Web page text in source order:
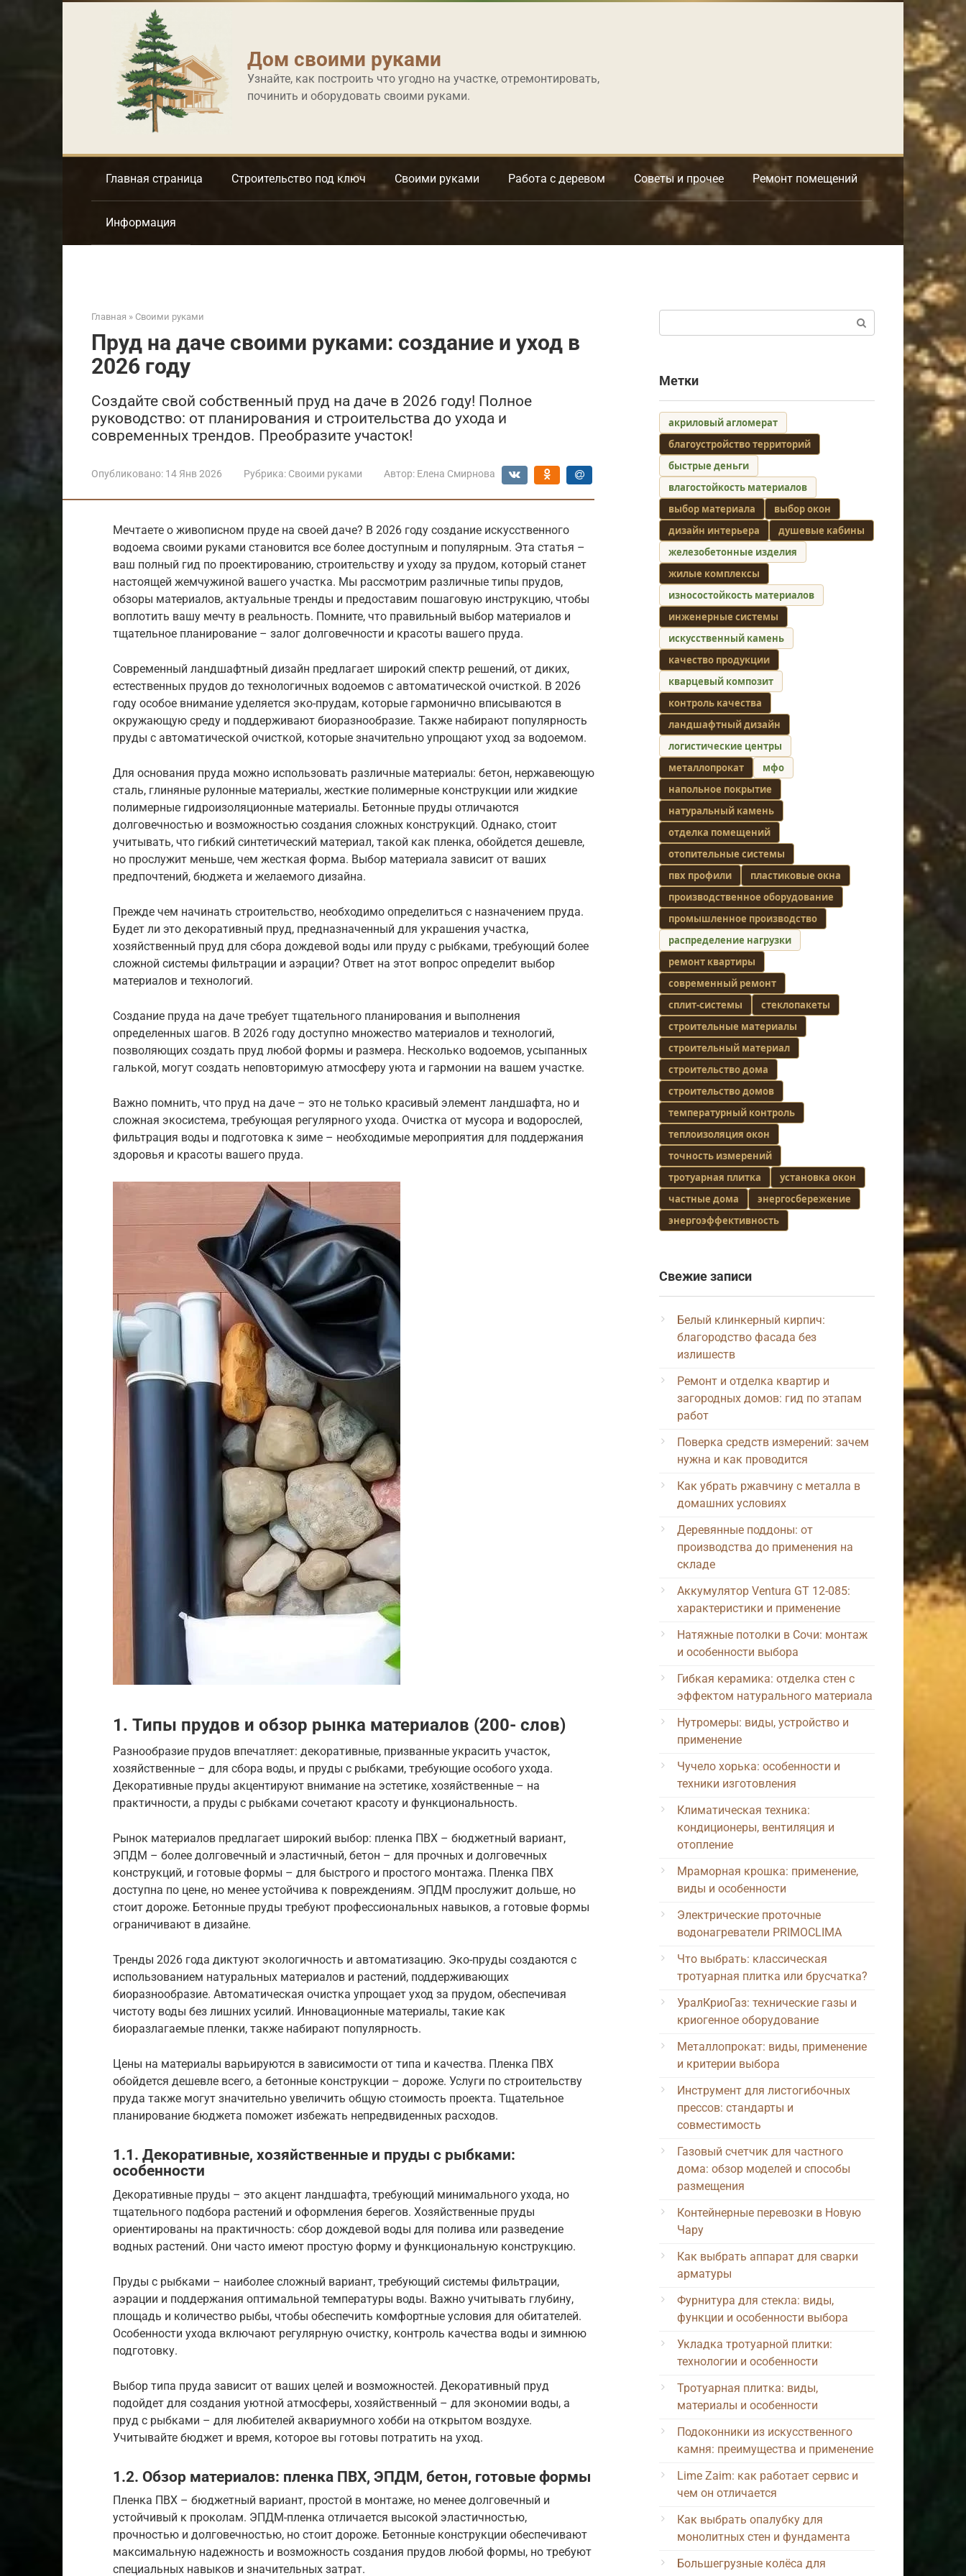
Дом своими руками
Узнайте, как построить что угодно на участке, отремонтировать,
починить и оборудовать своими руками.
Главная страница Строительство под ключ Своими руками Работа с деревом Советы и прочее Ремонт помещений
Информация
Главная » Своими руками
Пруд на даче своими руками: создание и уход в
2026 году
Создайте свой собственный пруд на даче в 2026 году! Полное
руководство: от планирования и строительства до ухода и
современных трендов. Преобразите участок!
Опубликовано: 14 Янв 2026 Рубрика: Своими руками Автор: Елена Смирнова
Мечтаете о живописном пруде на своей даче? В 2026 году создание искусственного
водоема своими руками становится все более доступным и популярным. Эта статья –
ваш полный гид по проектированию, строительству и уходу за прудом, который станет
настоящей жемчужиной вашего участка. Мы рассмотрим различные типы прудов,
обзоры материалов, актуальные тренды и предоставим пошаговую инструкцию, чтобы
воплотить вашу мечту в реальность. Помните, что правильный выбор материалов и
тщательное планирование – залог долговечности и красоты вашего пруда.
Современный ландшафтный дизайн предлагает широкий спектр решений, от диких,
естественных прудов до технологичных водоемов с автоматической очисткой. В 2026
году особое внимание уделяется эко-прудам, которые гармонично вписываются в
окружающую среду и поддерживают биоразнообразие. Также набирают популярность
пруды с автоматической очисткой, которые значительно упрощают уход за водоемом.
Для основания пруда можно использовать различные материалы: бетон, нержавеющую
сталь, глиняные рулонные материалы, жесткие полимерные конструкции или жидкие
полимерные гидроизоляционные материалы. Бетонные пруды отличаются
долговечностью и возможностью создания сложных конструкций. Однако, стоит
учитывать, что гибкий синтетический материал, такой как пленка, обойдется дешевле,
но прослужит меньше, чем жесткая форма. Выбор материала зависит от ваших
предпочтений, бюджета и желаемого дизайна.
Прежде чем начинать строительство, необходимо определиться с назначением пруда.
Будет ли это декоративный пруд, предназначенный для украшения участка,
хозяйственный пруд для сбора дождевой воды или пруду с рыбками, требующий более
сложной системы фильтрации и аэрации? Ответ на этот вопрос определит выбор
материалов и технологий.
Создание пруда на даче требует тщательного планирования и выполнения
определенных шагов. В 2026 году доступно множество материалов и технологий,
позволяющих создать пруд любой формы и размера. Несколько водоемов, усыпанных
галькой, могут создать неповторимую атмосферу уюта и гармонии на вашем участке.
Важно помнить, что пруд на даче – это не только красивый элемент ландшафта, но и
сложная экосистема, требующая регулярного ухода. Очистка от мусора и водорослей,
фильтрация воды и подготовка к зиме – необходимые мероприятия для поддержания
здоровья и красоты вашего пруда.
1. Типы прудов и обзор рынка материалов (200- слов)
Разнообразие прудов впечатляет: декоративные, призванные украсить участок,
хозяйственные – для сбора воды, и пруды с рыбками, требующие особого ухода.
Декоративные пруды акцентируют внимание на эстетике, хозяйственные – на
практичности, а пруды с рыбками сочетают красоту и функциональность.
Рынок материалов предлагает широкий выбор: пленка ПВХ – бюджетный вариант,
ЭПДМ – более долговечный и эластичный, бетон – для прочных и долговечных
конструкций, и готовые формы – для быстрого и простого монтажа. Пленка ПВХ
доступна по цене, но менее устойчива к повреждениям. ЭПДМ прослужит дольше, но
стоит дороже. Бетонные пруды требуют профессиональных навыков, а готовые формы
ограничивают в дизайне.
Тренды 2026 года диктуют экологичность и автоматизацию. Эко-пруды создаются с
использованием натуральных материалов и растений, поддерживающих
биоразнообразие. Автоматическая очистка упрощает уход за прудом, обеспечивая
чистоту воды без лишних усилий. Инновационные материалы, такие как
биоразлагаемые пленки, также набирают популярность.
Цены на материалы варьируются в зависимости от типа и качества. Пленка ПВХ
обойдется дешевле всего, а бетонные конструкции – дороже. Услуги по строительству
пруда также могут значительно увеличить общую стоимость проекта. Тщательное
планирование бюджета поможет избежать непредвиденных расходов.
1.1. Декоративные, хозяйственные и пруды с рыбками:
особенности
Декоративные пруды – это акцент ландшафта, требующий минимального ухода, но
тщательного подбора растений и оформления берегов. Хозяйственные пруды
ориентированы на практичность: сбор дождевой воды для полива или разведение
водных растений. Они часто имеют простую форму и функциональную конструкцию.
Пруды с рыбками – наиболее сложный вариант, требующий системы фильтрации,
аэрации и поддержания оптимальной температуры воды. Важно учитывать глубину,
площадь и количество рыбы, чтобы обеспечить комфортные условия для обитателей.
Особенности ухода включают регулярную очистку, контроль качества воды и зимнюю
подготовку.
Выбор типа пруда зависит от ваших целей и возможностей. Декоративный пруд
подойдет для создания уютной атмосферы, хозяйственный – для экономии воды, а
пруд с рыбками – для любителей аквариумного хобби на открытом воздухе.
Учитывайте бюджет и время, которое вы готовы потратить на уход.
1.2. Обзор материалов: пленка ПВХ, ЭПДМ, бетон, готовые формы
Пленка ПВХ – бюджетный вариант, простой в монтаже, но менее долговечный и
устойчивый к проколам. ЭПДМ-пленка отличается высокой эластичностью,
прочностью и долговечностью, но стоит дороже. Бетонные конструкции обеспечивают
максимальную надежность и возможность создания прудов любой формы, но требуют
специальных навыков и значительных затрат.
Метки
акриловый агломерат
благоустройство территорий
быстрые деньги
влагостойкость материалов
выбор материала
выбор окон
дизайн интерьера
душевые кабины
железобетонные изделия
жилые комплексы
износостойкость материалов
инженерные системы
искусственный камень
качество продукции
кварцевый композит
контроль качества
ландшафтный дизайн
логистические центры
металлопрокат
мфо
напольное покрытие
натуральный камень
отделка помещений
отопительные системы
пвх профили
пластиковые окна
производственное оборудование
промышленное производство
распределение нагрузки
ремонт квартиры
современный ремонт
сплит-системы
стеклопакеты
строительные материалы
строительный материал
строительство дома
строительство домов
температурный контроль
теплоизоляция окон
точность измерений
тротуарная плитка
установка окон
частные дома
энергосбережение
энергоэффективность
Свежие записи
Белый клинкерный кирпич:
благородство фасада без
излишеств
Ремонт и отделка квартир и
загородных домов: гид по этапам
работ
Поверка средств измерений: зачем
нужна и как проводится
Как убрать ржавчину с металла в
домашних условиях
Деревянные поддоны: от
производства до применения на
складе
Аккумулятор Ventura GT 12-085:
характеристики и применение
Натяжные потолки в Сочи: монтаж
и особенности выбора
Гибкая керамика: отделка стен с
эффектом натурального материала
Нутромеры: виды, устройство и
применение
Чучело хорька: особенности и
техники изготовления
Климатическая техника:
кондиционеры, вентиляция и
отопление
Мраморная крошка: применение,
виды и особенности
Электрические проточные
водонагреватели PRIMOCLIMA
Что выбрать: классическая
тротуарная плитка или брусчатка?
УралКриоГаз: технические газы и
криогенное оборудование
Металлопрокат: виды, применение
и критерии выбора
Инструмент для листогибочных
прессов: стандарты и
совместимость
Газовый счетчик для частного
дома: обзор моделей и способы
размещения
Контейнерные перевозки в Новую
Чару
Как выбрать аппарат для сварки
арматуры
Фурнитура для стекла: виды,
функции и особенности выбора
Укладка тротуарной плитки:
технологии и особенности
Тротуарная плитка: виды,
материалы и особенности
Подоконники из искусственного
камня: преимущества и применение
Lime Zaim: как работает сервис и
чем он отличается
Как выбрать опалубку для
монолитных стен и фундамента
Большегрузные колёса для